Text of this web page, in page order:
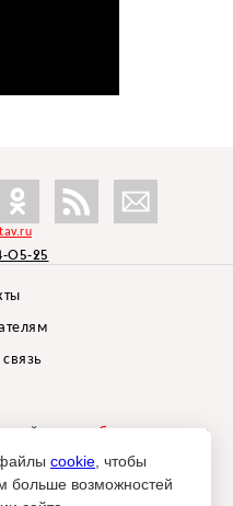
05-25
проектбрендингового
Depot
допустимо только при
cookie , чтобы
больше возможностей